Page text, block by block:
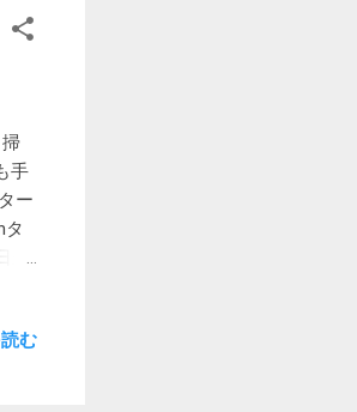
フ
露
良
使
手
ー
タ
か
る
む